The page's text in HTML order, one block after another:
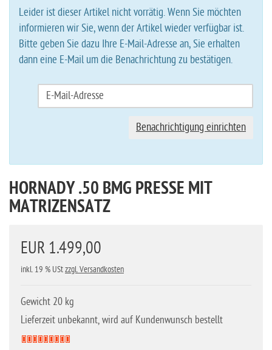
Leider ist dieser Artikel nicht vorrätig. Wenn Sie möchten
informieren wir Sie, wenn der Artikel wieder verfügbar ist.
Bitte geben Sie dazu Ihre E-Mail-Adresse an, Sie erhalten
dann eine E-Mail um die Benachrichtung zu bestätigen.
Benachrichtigung einrichten
HORNADY .50 BMG PRESSE MIT
MATRIZENSATZ
EUR 1.499,00
inkl. 19 % UStzzgl. Versandkosten
Gewicht 20 kg
Lieferzeit unbekannt, wird auf Kundenwunsch bestellt